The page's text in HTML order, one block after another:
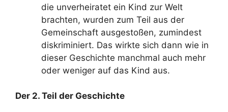
die unverheiratet ein Kind zur Welt
brachten, wurden zum Teil aus der
Gemeinschaft ausgestoßen, zumindest
diskriminiert. Das wirkte sich dann wie in
dieser Geschichte manchmal auch mehr
oder weniger auf das Kind aus.
Der 2. Teil der Geschichte